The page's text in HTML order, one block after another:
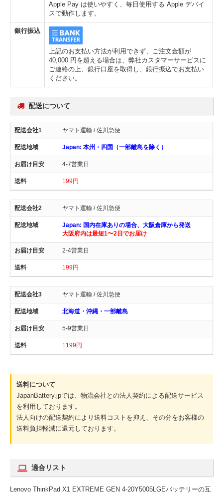
Apple Pay は使いやすく、毎日使用する Apple デバイ
スで動作します。
銀行振込
上記のお支払い方法が利用できず、ご注文金額が
40,000 円を超える場合は、弊社カスタマーサービスに
ご連絡の上、銀行口座を取得し、銀行振込でお支払い
ください。
配送について
ヤマト運輸 / 佐川急便
Japan: 本州・四国（一部離島を除く）
4-7営業日
199円
ヤマト運輸 / 佐川急便
Japan: 国内在庫ありの場合、大阪倉庫から発送
大阪府内は最短1〜2日でお届け
2-4営業日
199円
ヤマト運輸 / 佐川急便
北海道・沖縄・一部離島
5-9営業日
1199円
送料について
JapanBattery.jpでは、物流会社との法人契約による配送サービス
を利用しております。
法人向けの配送契約により送料コストを抑え、その分をお客様の
送料負担軽減に還元しております。
適合リスト
Lenovo ThinkPad X1 EXTREME GEN 4-20Y5005LGEバッテリーの互